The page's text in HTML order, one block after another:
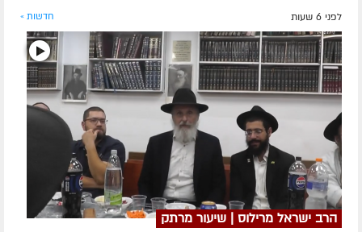
לפני 6 שעות חדשות »
הרב ישראל מרילוס | שיעור מרתק